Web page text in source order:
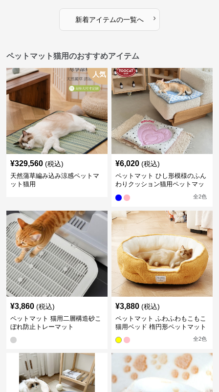
新着アイテムの一覧へ ›
ペットマット猫用のおすすめアイテム
人気
¥329,560 (税込)
天然蒲草編み込み涼感ペットマ
ット猫用
¥6,020 (税込)
ペットマット ひし形模様のふん
わりクッション猫用ペットマッ
全2色
¥3,860 (税込)
ペットマット 猫用二層構造砂こ
ぼれ防止トレーマット
¥3,880 (税込)
ペットマット ふわふわもこもこ
猫用ベッド 楕円形ペットマット
全2色